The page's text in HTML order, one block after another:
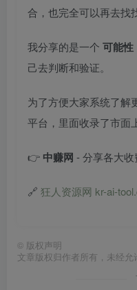
合，也完全可以再去找
我分享的是一个 可能性
己去判断和验证。
为了方便大家系统了解
平台，里面收录了市面
👉 中赚网 - 分享各大
🔗 狂人资源网 kr-ai-
© 版权声明
文章版权归作者所有，未经允